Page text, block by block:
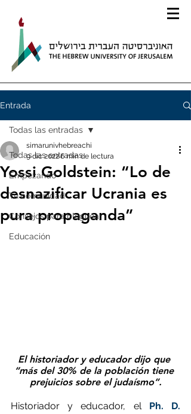
Entrada
Todas las entradas
Empezando
Tu comunidad
Consejos para bloguear
Educación
Todas las entradas
Yossi Goldstein: “Lo de
desnazificar Ucrania es
pura propaganda”
simarunivhebreachi
9 dic 20226 min de lectura
El historiador y educador dijo que
“más del 30% de la población tiene
prejuicios sobre el judaísmo”.
Historiador y educador, el Ph. D.